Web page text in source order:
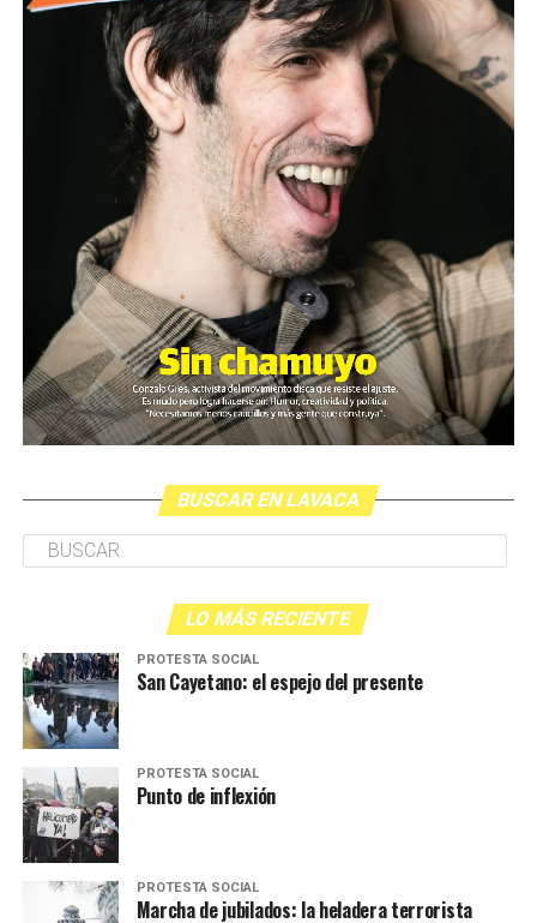
BUSCAR EN LAVACA
LO MÁS RECIENTE
PROTESTA SOCIAL
San Cayetano: el espejo del presente
PROTESTA SOCIAL
Punto de inflexión
PROTESTA SOCIAL
Marcha de jubilados: la heladera terrorista